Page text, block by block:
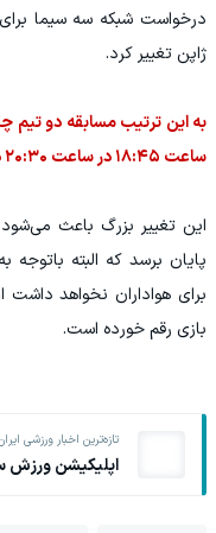
درخواست شبکه سه سیما
ژاپن تغییر کرد.
ساعت ۱۸:۴۵ در ساعت ۲۰:۳۰ در ورزشگاه پاس تهران آغاز می شود.
این تغییر بزرگ باعث
پایان برسد که البته باتوجه
برای هواداران نخواهد
بازی رقم خورده است.
تازه‌ترین اخبار ورزشی
اپلیکیشن ورزش